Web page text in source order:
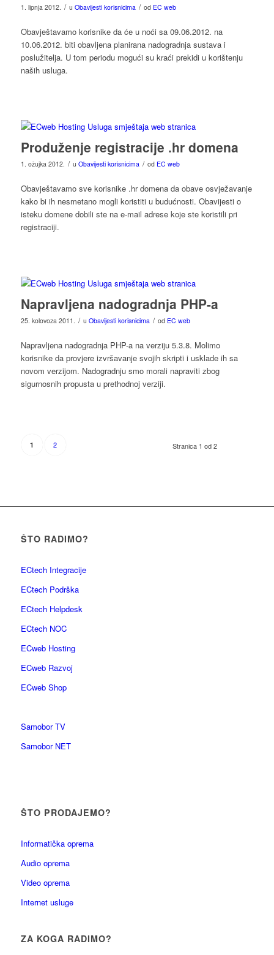
1. lipnja 2012. / u Obavijesti korisnicima / od EC web
Obavještavamo korisnike da će u noći sa 09.06.2012. na
10.06.2012. biti obavljena planirana nadogradnja sustava i
poslužitelja. U tom periodu mogući su kraći prekidi u korištenju
naših usluga.
Produženje registracije .hr domena
1. ožujka 2012. / u Obavijesti korisnicima / od EC web
Obavještavamo sve korisnike .hr domena da obave osvježavanje
kako bi ih nesmetano mogli koristiti u budućnosti. Obavijesti o
isteku domene dobili ste na e-mail adrese koje ste koristili pri
registraciji.
Napravljena nadogradnja PHP-a
25. kolovoza 2011. / u Obavijesti korisnicima / od EC web
Napravljena nadogradnja PHP-a na verziju 5.3.8. Molimo
korisnike da provjere izvršavanje svojih skripti i usklade ih sa
novom verzijom. Nadogradnju smo morali napraviti zbog
sigurnosnih propusta u prethodnoj verziji.
Stranica 1 od 2
1 2
ŠTO RADIMO?
ECtech Integracije
ECtech Podrška
ECtech Helpdesk
ECtech NOC
ECweb Hosting
ECweb Razvoj
ECweb Shop
Samobor TV
Samobor NET
ŠTO PRODAJEMO?
Informatička oprema
Audio oprema
Video oprema
Internet usluge
ZA KOGA RADIMO?